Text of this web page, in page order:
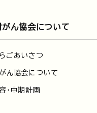
がん協会について
ごあいさつ
ん協会について
・中期計画